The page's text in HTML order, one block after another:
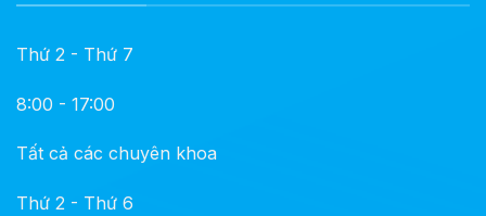
Thứ 2 - Thứ 7
8:00 - 17:00
Tất cả các chuyên khoa
Thứ 2 - Thứ 6